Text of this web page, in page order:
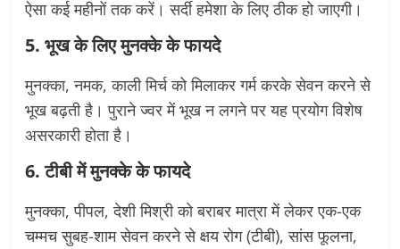
ऐसा कई महीनों तक करें। सर्दी हमेशा के लिए ठीक हो जाएगी।
5. भूखके लिए मुनक्के के फायदे
मुनक्का, नमक, काली मिर्च को मिलाकर गर्म करके सेवन करने से
भूख बढ़ती है। पुराने ज्वर में भूख न लगने पर यह प्रयोग विशेष
असरकारी होता है।
6. टीबीमें मुनक्के के फायदे
मुनक्का, पीपल, देशी मिश्री को बराबर मात्रा में लेकर एक-एक
चम्मच सुबह-शाम सेवन करने से क्षय रोग (टीबी), सांस फूलना,